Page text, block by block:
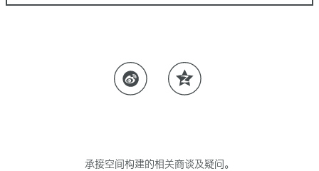
承接空间构建的相关商谈及疑问。